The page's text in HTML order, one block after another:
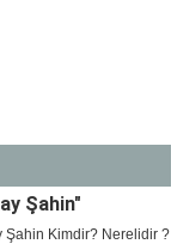
Şahin"
Şahin Kimdir? Nerelidir ?